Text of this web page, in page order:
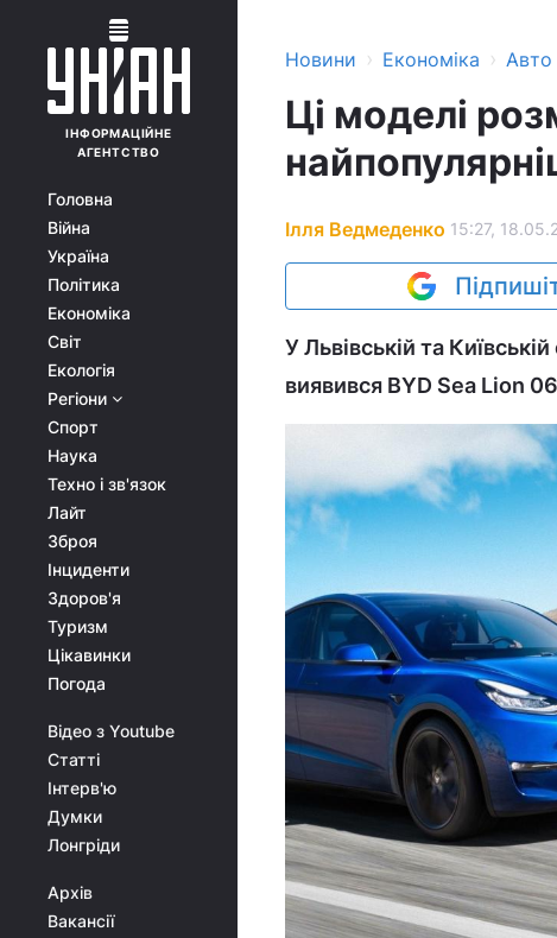
ІНФОРМАЦІЙНЕ
АГЕНТСТВО
Головна
Війна
Україна
Політика
Економіка
Світ
Екологія
Регіони
Спорт
Наука
Техно і зв'язок
Лайт
Зброя
Інциденти
Здоров'я
Туризм
Цікавинки
Погода
Відео з Youtube
Статті
Інтерв'ю
Думки
Лонгріди
Архів
Вакансії
Новини › Економіка › Авто
Ці моделі
Ілля Ведмеденко 15:27,
У Львівській та
виявився BYD Sea Lion